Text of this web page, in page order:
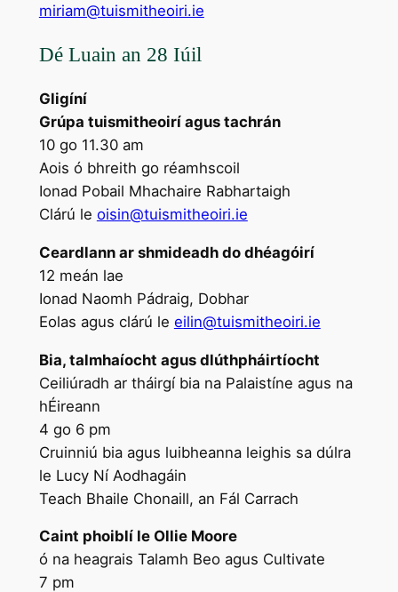
miriam@tuismitheoiri.ie
Dé Luain an 28 Iúil
Gligíní
Grúpa tuismitheoirí agus tachrán
10 go 11.30 am
Aois ó bhreith go réamhscoil
Ionad Pobail Mhachaire Rabhartaigh
Clárú le oisin@tuismitheoiri.ie
Ceardlann ar shmideadh do dhéagóirí
12 meán lae
Ionad Naomh Pádraig, Dobhar
Eolas agus clárú le eilin@tuismitheoiri.ie
Bia, talmhaíocht agus dlúthpháirtíocht
Ceiliúradh ar tháirgí bia na Palaistíne agus na
hÉireann
4 go 6 pm
Cruinniú bia agus luibheanna leighis sa dúlra
le Lucy Ní Aodhagáin
Teach Bhaile Chonaill, an Fál Carrach
Caint phoiblí le Ollie Moore
ó na heagrais Talamh Beo agus Cultivate
7 pm